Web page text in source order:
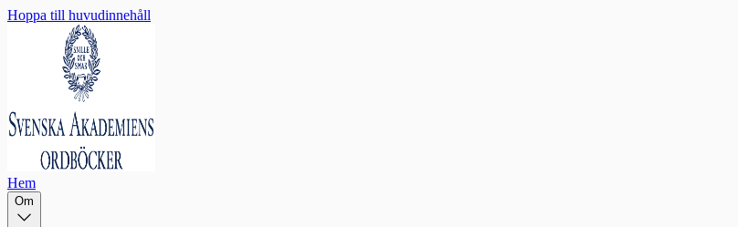
Hoppa till huvudinnehåll
Hem
Om